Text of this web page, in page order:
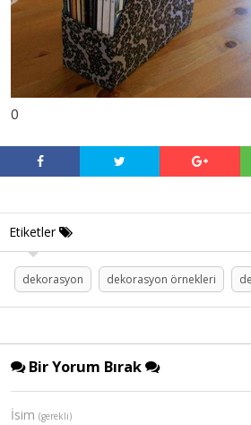
0
Etiketler
dekorasyon dekorasyon örnekleri
Bir Yorum Bırak
İsim (gerekli)